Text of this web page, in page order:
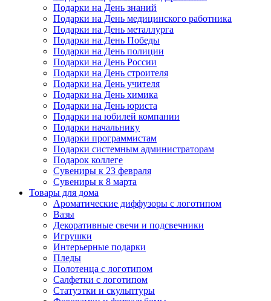
Подарки на День знаний
Подарки на День медицинского работника
Подарки на День металлурга
Подарки на День Победы
Подарки на День полиции
Подарки на День России
Подарки на День строителя
Подарки на День учителя
Подарки на День химика
Подарки на День юриста
Подарки на юбилей компании
Подарки начальнику
Подарки программистам
Подарки системным администраторам
Подарок коллеге
Сувениры к 23 февраля
Сувениры к 8 марта
Товары для дома
Ароматические диффузоры с логотипом
Вазы
Декоративные свечи и подсвечники
Игрушки
Интерьерные подарки
Пледы
Полотенца с логотипом
Салфетки с логотипом
Статуэтки и скульптуры